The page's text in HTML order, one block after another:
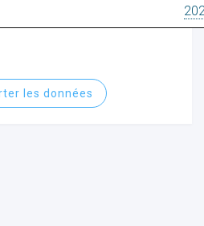
les données